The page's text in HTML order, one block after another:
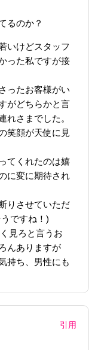
るのか？
いけどスタッフ
った私ですが接
ったお客様がい
がどちらかと言
れさまでした。
笑顔が天使に見
てくれたのは嬉
に変に期待され
りさせていただ
ですね！)
見ろと言うお
んありますが
持ち、男性にも
引用